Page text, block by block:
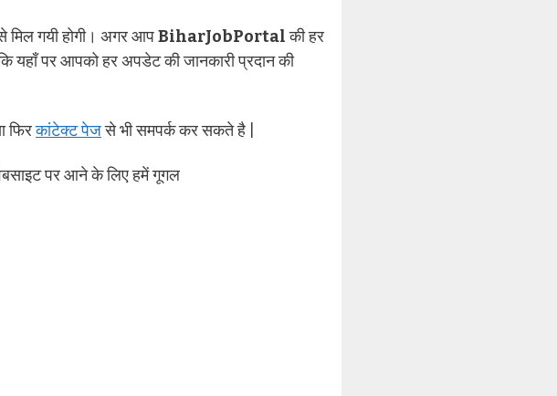
मिल गयी होगी। अगर आपBiharJobPortalकी हर
पर आपको हर अपडेट की जानकारी प्रदान की
फिरकांटेक्ट पेजसे भी समपर्क कर सकते है |
वेबसाइट पर आने के लिए हमें गूगल